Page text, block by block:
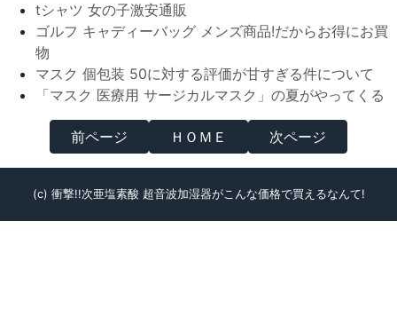
tシャツ 女の子激安通販
ゴルフ キャディーバッグ メンズ商品!だからお得にお買
物
マスク 個包装 50に対する評価が甘すぎる件について
「マスク 医療用 サージカルマスク」の夏がやってくる
前ページ ＨＯＭＥ 次ページ
(c) 衝撃!!次亜塩素酸 超音波加湿器がこんな価格で買えるなんて!